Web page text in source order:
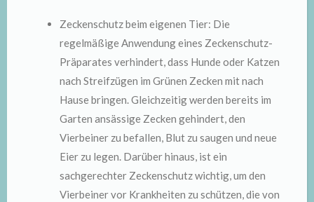
Zeckenschutz beim eigenen Tier: Die
regelmäßige Anwendung eines Zeckenschutz-
Präparates verhindert, dass Hunde oder Katzen
nach Streifzügen im Grünen Zecken mit nach
Hause bringen. Gleichzeitig werden bereits im
Garten ansässige Zecken gehindert, den
Vierbeiner zu befallen, Blut zu saugen und neue
Eier zu legen. Darüber hinaus, ist ein
sachgerechter Zeckenschutz wichtig, um den
Vierbeiner vor Krankheiten zu schützen, die von